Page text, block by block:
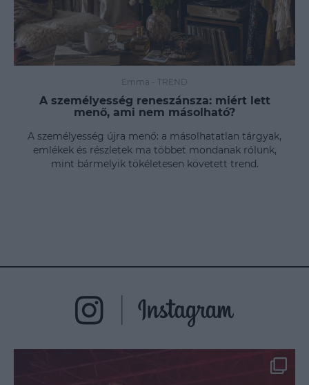
Emma - TREND
A személyesség reneszánsza: miért lett
menő, ami nem másolható?
A személyesség újra menő: a másolhatatlan tárgyak,
emlékek és részletek ma többet mondanak rólunk,
mint bármelyik tökéletesen követett trend.